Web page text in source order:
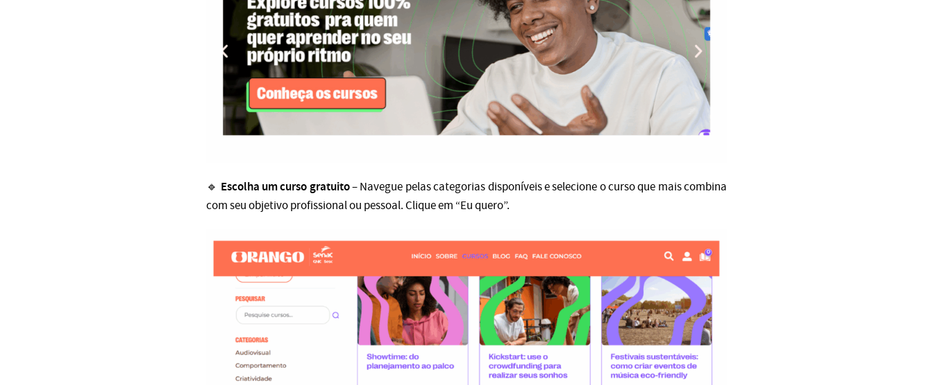
🔹 Escolha um curso gratuito– Navegue pelas categorias disponíveis e selecione o curso que mais combina
com seu objetivo profissional ou pessoal. Clique em “Eu quero”.